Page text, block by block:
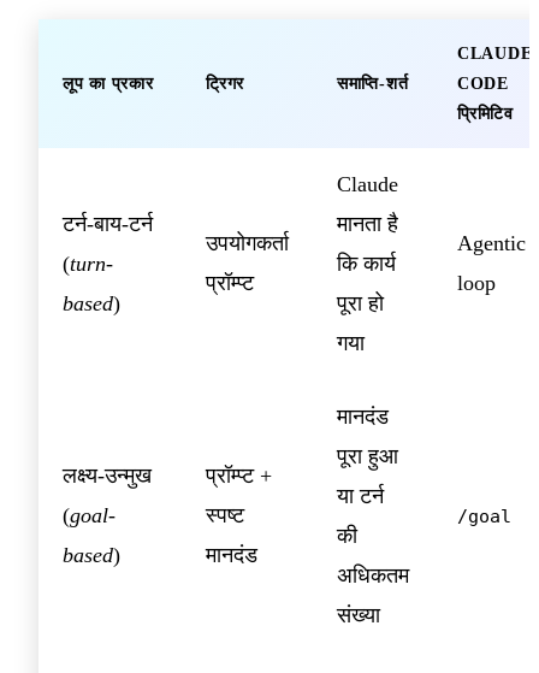
लूप का प्रकार ट्रिगर समाप्ति-शर्त
CLAUDE
CODE
प्रिमिटिव
टर्न-बाय-टर्न
(turn-
based)
उपयोगकर्ता
प्रॉम्प्ट
Claude
मानता है
कि कार्य
पूरा हो
गया
Agentic
loop
लक्ष्य-उन्मुख
(goal-
based)
प्रॉम्प्ट +
स्पष्ट
मानदंड
मानदंड
पूरा हुआ
या टर्न
की
अधिकतम
संख्या
/goal